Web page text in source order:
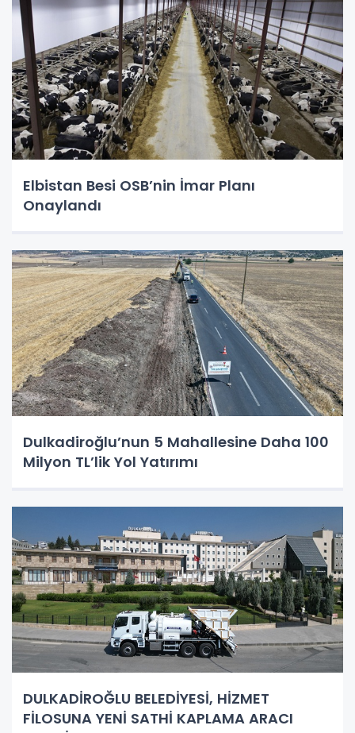
Elbistan Besi OSB’nin İmar Planı
Onaylandı
Dulkadiroğlu’nun 5 Mahallesine Daha 100
Milyon TL’lik Yol Yatırımı
DULKADİROĞLU BELEDİYESİ, HİZMET
FİLOSUNA YENİ SATHİ KAPLAMA ARACI